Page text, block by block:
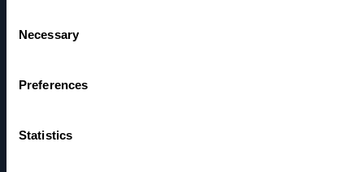
Selection
Necessary
Preferences
Statistics
Medialle